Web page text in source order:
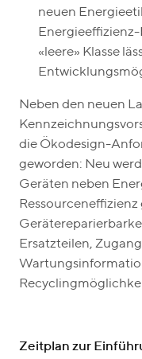
neuen
Energieeffizienz-
«leere» Klasse
Neben den neuen
die Ökodesign-
geworden: Neu
Geräten neben
Ersatzteilen,
Zeitplan zur